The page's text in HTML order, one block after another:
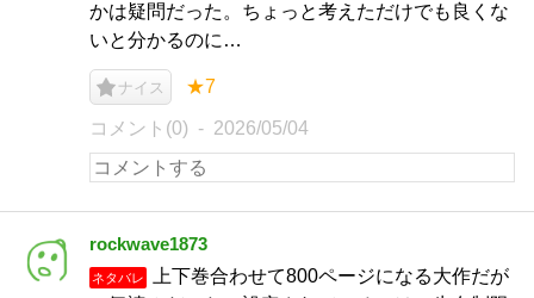
かは疑問だった。ちょっと考えただけでも良くな
いと分かるのに…
ナイス ★7
コメント(0) 2026/05/04
rockwave1873
ネタバレ
上下巻合わせて800ページになる大作だが